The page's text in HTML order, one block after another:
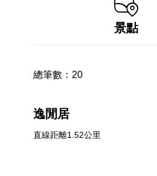
景點
總筆數： 20
逸閒居
直線距離1.52公里